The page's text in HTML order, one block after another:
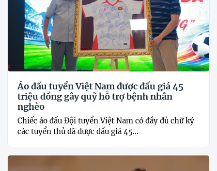
Áo đấu tuyển Việt Nam được đấu giá 45
triệu đồng gây quỹ hỗ trợ bệnh nhân
nghèo
Chiếc áo đấu Đội tuyển Việt Nam có đầy đủ chữ ký
các tuyển thủ đã được đấu giá 45...